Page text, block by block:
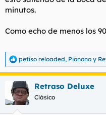
en día venga de la izquierda
contra natura, nos lo
minutos.
Como echo de menos los
R
e
a
c
i
petiso reloaded, Pionono y
Retraso Deluxe
Clásico